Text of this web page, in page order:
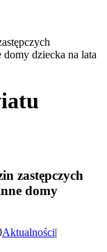
dziecka na lata
zastępczych
domy
Aktualności|